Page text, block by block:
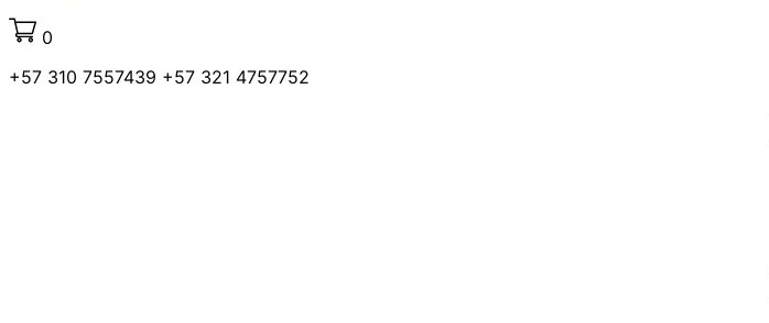
0
+57 310 7557439 +57 321 4757752